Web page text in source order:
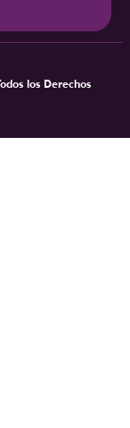
los Derechos